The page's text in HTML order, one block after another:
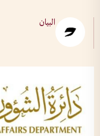
البيان